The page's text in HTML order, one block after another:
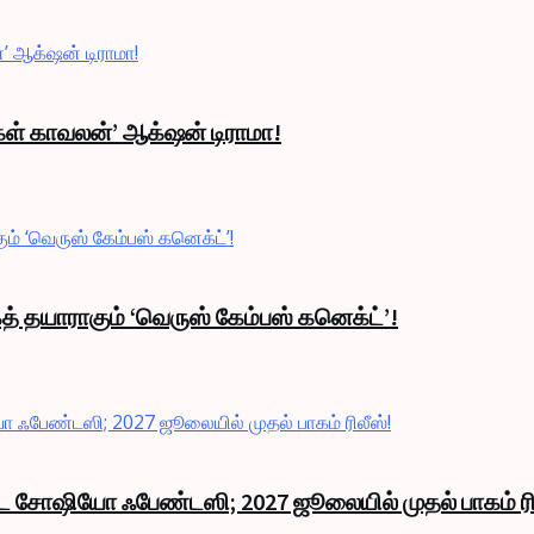
காவலன்’ ஆக்‌ஷன் டிராமா!
தயாராகும் ‘வெருஸ் கேம்பஸ் கனெக்ட்’!
சோஷியோ ஃபேண்டஸி; 2027 ஜூலையில் முதல் பாகம்